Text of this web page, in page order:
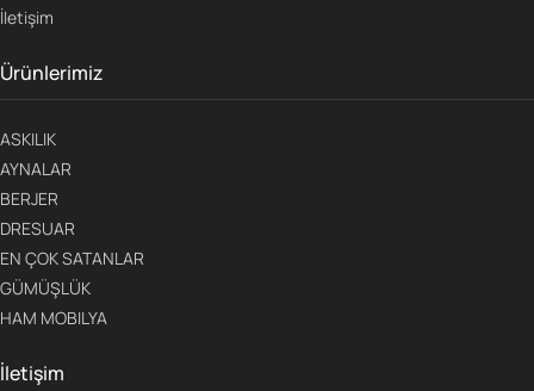
İletişim
Ürünlerimiz
ASKILIK
AYNALAR
BERJER
DRESUAR
EN ÇOK SATANLAR
GÜMÜŞLÜK
HAM MOBILYA
İletişim